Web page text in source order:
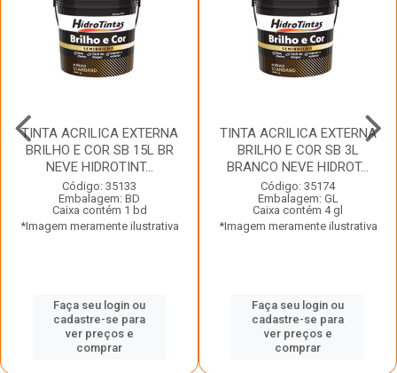
TINTA ACRILICA EXTERNA
BRILHO E COR SB 15L BR
NEVE HIDROTINT...
Código: 35133
Embalagem: BD
Caixa contém 1 bd
*Imagem meramente ilustrativa
Faça seu login ou
cadastre-se para
ver preços e
comprar
TINTA ACRILICA EXTERNA
BRILHO E COR SB 3L
BRANCO NEVE HIDROT...
Código: 35174
Embalagem: GL
Caixa contém 4 gl
*Imagem meramente ilustrativa
Faça seu login ou
cadastre-se para
ver preços e
comprar